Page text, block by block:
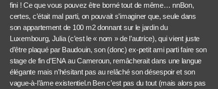
fini ! Ce que vous pouvez être borné tout de même… nnBon,
certes, c’était mal parti, on pouvait s’imaginer que, seule dans
son appartement de 100 m2 donnant sur le jardin du
Luxembourg, Julia (c’est le « nom » de l’autrice), qui vient juste
d’être plaqué par Baudouin, son (donc) ex-petit ami parti faire son
stage de fin d’ENA au Cameroun, remâcherait dans une langue
élégante mais n’hésitant pas au relâché son désespoir et son
vague-à-l’âme existentiel.n Ben c’est pas du tout (mais alors pas